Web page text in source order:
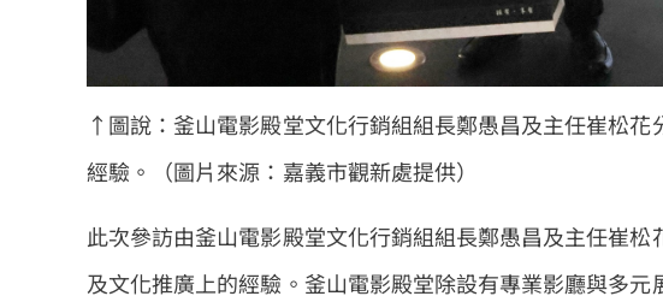
↑圖說：釜山電影殿堂文化行銷組組長鄭愚昌及主任崔松
經驗。（圖片來源：嘉義市觀新處提供）
此次參訪由釜山電影殿堂文化行銷組組長鄭愚昌及主任崔
及文化推廣上的經驗。釜山電影殿堂除設有專業影廳與多